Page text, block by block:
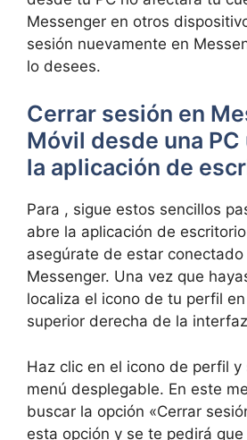
Messenger en ⁣otros
sesión ⁣nuevamente en
lo desees.
Cerrar‌ sesión en
Móvil desde una
la aplicación de
Para , sigue estos sencillos
abre la aplicación ​de
asegúrate de estar
Messenger. Una vez que
localiza el icono⁣ de‌ tu​ perfil
superior derecha de la
Haz clic en el icono de perfil y
menú ⁣desplegable. En este
buscar ⁢la opción «Cerrar​
esta opción y se⁣ te pedirá